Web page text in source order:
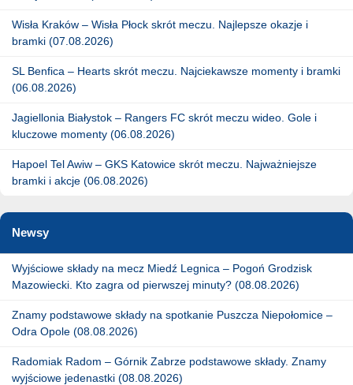
Wisła Kraków – Wisła Płock skrót meczu. Najlepsze okazje i
bramki (07.08.2026)
SL Benfica – Hearts skrót meczu. Najciekawsze momenty i bramki
(06.08.2026)
Jagiellonia Białystok – Rangers FC skrót meczu wideo. Gole i
kluczowe momenty (06.08.2026)
Hapoel Tel Awiw – GKS Katowice skrót meczu. Najważniejsze
bramki i akcje (06.08.2026)
Newsy
Wyjściowe składy na mecz Miedź Legnica – Pogoń Grodzisk
Mazowiecki. Kto zagra od pierwszej minuty? (08.08.2026)
Znamy podstawowe składy na spotkanie Puszcza Niepołomice –
Odra Opole (08.08.2026)
Radomiak Radom – Górnik Zabrze podstawowe składy. Znamy
wyjściowe jedenastki (08.08.2026)